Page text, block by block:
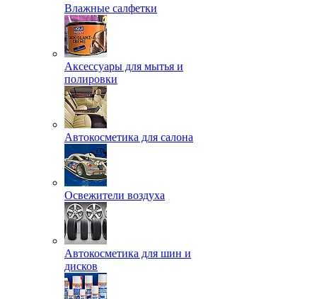
Влажные салфетки
Аксессуары для мытья и
полировки
Автокосметика для салона
Освежители воздуха
Автокосметика для шин и
дисков